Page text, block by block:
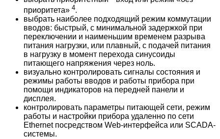
приоритета» 4.
выбрать наиболее подходящий режим коммутации
вводов: быстрый, с минимальной задержкой при
переключении и наименьшим временем разрыва
питания нагрузки, или плавный, с подачей питания
в нагрузку в момент перехода синусоиды
питающего напряжения через ноль.
визуально контролировать сигналы состояния и
режимы работы вводов и работы прибора при
помощи индикаторов на передней панели и
дисплея.
контролировать параметры питающей сети, режим
работы и настройки прибора удаленно по сети
Ethernet посредством Web-интерфейса или SCADA-
системы.